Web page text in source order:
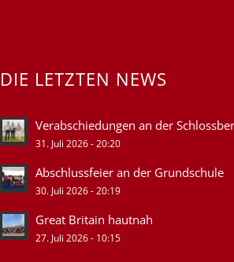
DIE LETZTEN NEWS
Verabschiedungen an der
31. Juli 2026 - 20:20
Abschlussfeier an der Grundschule
30. Juli 2026 - 20:19
Great Britain hautnah
27. Juli 2026 - 10:15